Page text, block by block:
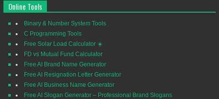
Online Tools
Binary & Number System Tools
C Programming Tools
Free Solar Load Calculator ☀️
FD vs Mutual Fund Calculator
Free AI Brand Name Generator
Free AI Resignation Letter Generator
Free AI Business Name Generator
Free AI Slogan Generator – Professional Brand Slogans